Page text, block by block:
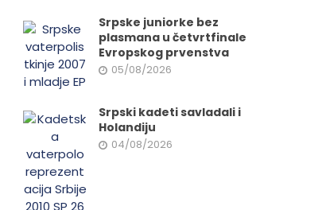
Srpske juniorke bez
plasmana u četvrtfinale
Evropskog prvenstva
05/08/2026
Srpski kadeti savladali i
Holandiju
04/08/2026